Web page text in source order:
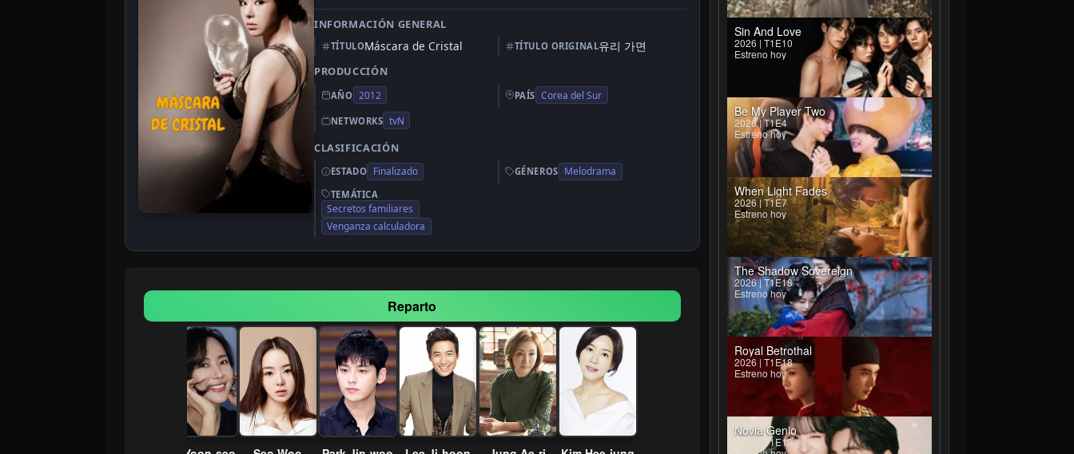
INFORMACIÓN GENERAL
TÍTULOMáscara de Cristal TÍTULO ORIGINAL유리 가면
PRODUCCIÓN
AÑO 2012 PAÍS Corea del Sur
NETWORKS tvN
CLASIFICACIÓN
ESTADO Finalizado GÉNEROS Melodrama
TEMÁTICA
Secretos familiares
Venganza calculadora
Reparto
Sin And Love
2026 | T1E10
Estreno hoy
Be My Player Two
2026 | T1E4
Estreno hoy
When Light Fades
2026 | T1E7
Estreno hoy
The Shadow Sovereign
2026 | T1E18
Estreno hoy
Royal Betrothal
2026 | T1E18
Estreno hoy
Novia Genio
2026 | T1E13